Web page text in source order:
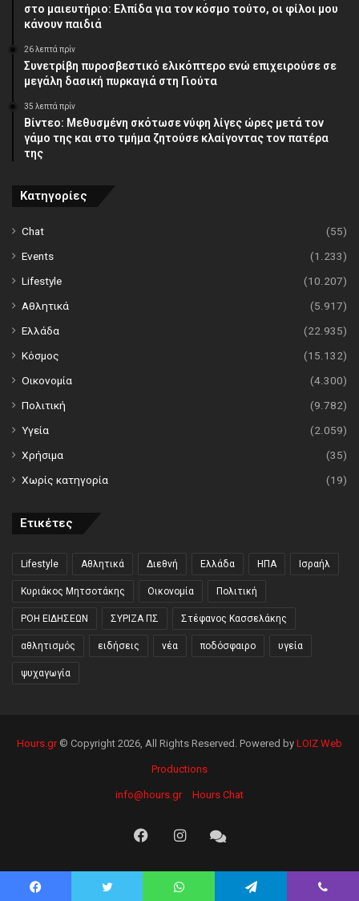
στο μαιευτήριο: Ελπίδα για τον κόσμο τούτο, οι φίλοι μου
κάνουν παιδιά
26 λεπτά πρίν
Συνετρίβη πυροσβεστικό ελικόπτερο ενώ επιχειρούσε σε
μεγάλη δασική πυρκαγιά στη Γιούτα
35 λεπτά πρίν
Βίντεο: Μεθυσμένη σκότωσε νύφη λίγες ώρες μετά τον
γάμο της και στο τμήμα ζητούσε κλαίγοντας τον πατέρα
της
Κατηγορίες
Chat
(55)
Events
(1.233)
Lifestyle
(10.207)
Αθλητικά
(5.917)
Ελλάδα
(22.935)
Κόσμος
(15.132)
Οικονομία
(4.300)
Πολιτική
(9.782)
Υγεία
(2.059)
Χρήσιμα
(35)
Χωρίς κατηγορία
(19)
Ετικέτες
Lifestyle Αθλητικά Διεθνή Ελλάδα ΗΠΑ Ισραήλ
Κυριάκος Μητσοτάκης Οικονομία Πολιτική
ΡΟΗ ΕΙΔΗΣΕΩΝ ΣΥΡΙΖΑ ΠΣ Στέφανος Κασσελάκης
αθλητισμός ειδήσεις νέα ποδόσφαιρο υγεία
ψυχαγωγία
Hours.gr© Copyright 2026, All Rights Reserved. Powered by LOIZ Web
Productions
info@hours.gr Hours Chat
FacebookInstagramHours
Chat